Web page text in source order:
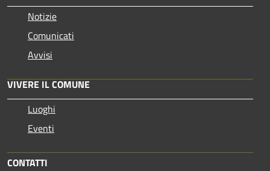
Notizie
Comunicati
Avvisi
VIVERE IL COMUNE
Luoghi
Eventi
CONTATTI